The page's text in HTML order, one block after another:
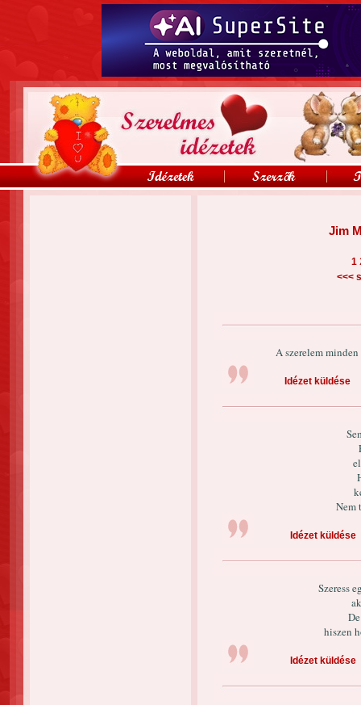
Jim
1
<<<
A szerelem
Idézet küldése
Nem
Idézet küldése
Szeress
hiszen
Idézet küldése